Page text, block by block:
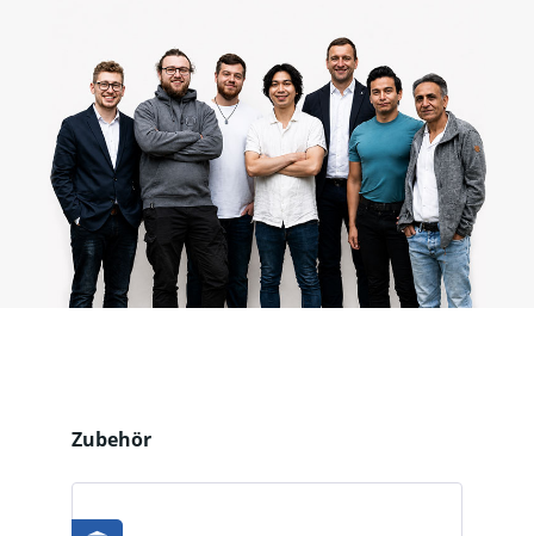
Produktgalerie überspringen
Zubehör